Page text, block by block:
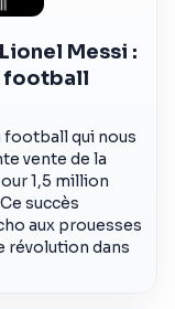
Messi :
football
football qui nous
vente de la
1,5 million
succès
aux prouesses
révolution dans